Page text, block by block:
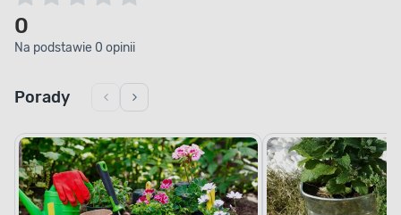
0
Na podstawie 0 opinii
Porady